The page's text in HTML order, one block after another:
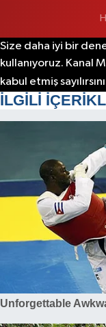
Size daha iyi bir
kullanıyoruz. Kanal
kabul etmiş